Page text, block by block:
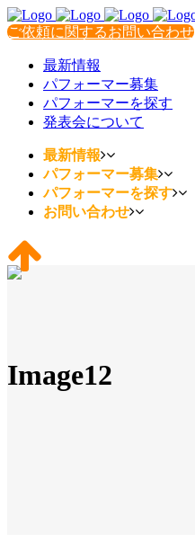
ご依頼に関するお問い合わせ
最新情報
パフォーマー募集
パフォーマーを探す
発表会について
最新情報
パフォーマー募集
パフォーマーを探す
お問い合わせ
Image12